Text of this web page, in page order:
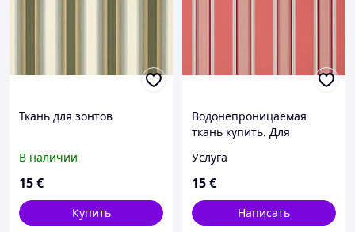
Ткань для зонтов
В наличии
15€
Купить
Водонепроницаемая
ткань купить. Для
100% акрил.
Услуга
15€
Написать